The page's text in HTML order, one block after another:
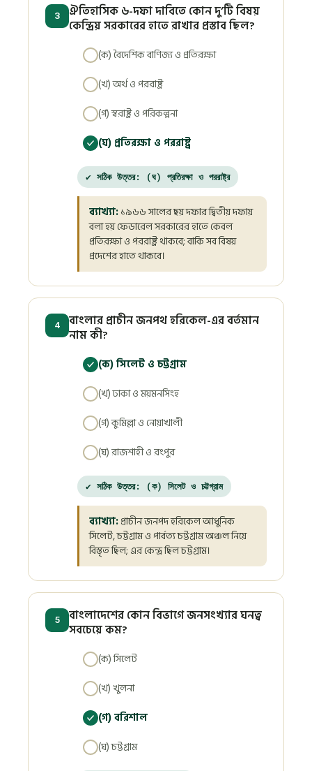
3
ঐতিহাসিক ৬-দফা দাবিতে কোন দু’টি বিষয়
কেন্দ্রিয় সরকারের হাতে রাখার প্রস্তাব ছিল?
(ক) বৈদেশিক বাণিজ্য ও প্রতিরক্ষা
(খ) অর্থ ও পররাষ্ট্র
(গ) স্বরাষ্ট্র ও পরিকল্পনা
(ঘ) প্রতিরক্ষা ও পররাষ্ট্র
✔ সঠিক উত্তর: (ঘ) প্রতিরক্ষা ও পররাষ্ট্র
ব্যাখ্যা:১৯৬৬ সালের ছয় দফার দ্বিতীয় দফায়
বলা হয় ফেডারেল সরকারের হাতে কেবল
প্রতিরক্ষা ও পররাষ্ট্র থাকবে; বাকি সব বিষয়
প্রদেশের হাতে থাকবে।
4
বাংলার প্রাচীন জনপথ হরিকেল-এর বর্তমান
নাম কী?
(ক) সিলেট ও চট্টগ্রাম
(খ) ঢাকা ও ময়মনসিংহ
(গ) কুমিল্লা ও নোয়াখালী
(ঘ) রাজশাহী ও রংপুর
✔ সঠিক উত্তর: (ক) সিলেট ও চট্টগ্রাম
ব্যাখ্যা:প্রাচীন জনপদ হরিকেল আধুনিক
সিলেট, চট্টগ্রাম ও পার্বত্য চট্টগ্রাম অঞ্চল নিয়ে
বিস্তৃত ছিল; এর কেন্দ্র ছিল চট্টগ্রাম।
5
বাংলাদেশের কোন বিভাগে জনসংখ্যার ঘনত্ব
সবচেয়ে কম?
(ক) সিলেট
(খ) খুলনা
(গ) বরিশাল
(ঘ) চট্টগ্রাম